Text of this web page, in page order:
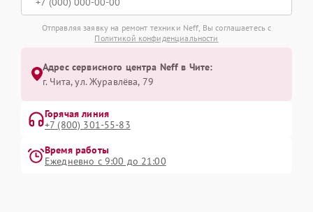
Отправляя заявку на ремонт техники Neff, Вы соглашаетесь с
Политикой конфиденциальности
Адрес сервисного центра Neff в Чите:
г. Чита, ул. Журавлёва, 79
Горячая линия
+7 (800) 301-55-83
Время работы
Ежедневно с 9:00 до 21:00